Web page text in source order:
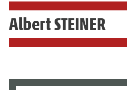
Albert STEINER